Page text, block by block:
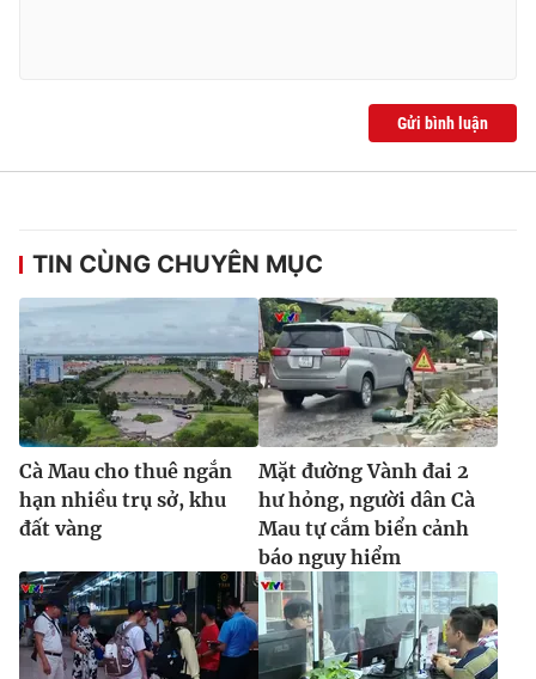
Gửi bình luận
TIN CÙNG CHUYÊN MỤC
Cà Mau cho thuê ngắn
hạn nhiều trụ sở, khu
đất vàng
Mặt đường Vành đai 2
hư hỏng, người dân Cà
Mau tự cắm biển cảnh
báo nguy hiểm